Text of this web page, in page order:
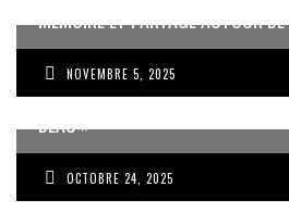
MÉMOIRE ET PARTAGE AUTOUR
NOVEMBRE 5, 2025
JEAN-PIERRE VOLET : «
BEAU »
OCTOBRE 24, 2025